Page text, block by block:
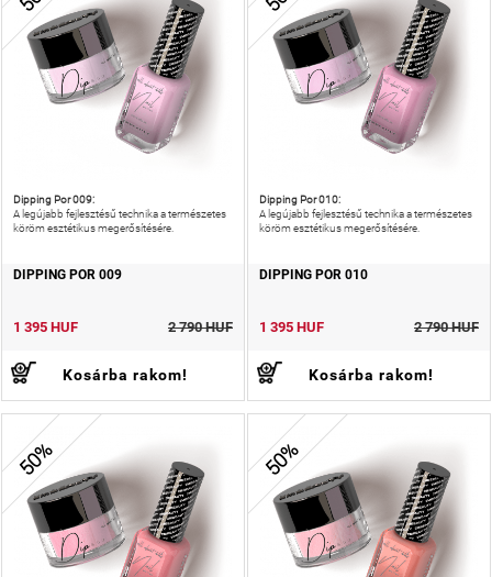
Dipping Por 009:
A legújabb fejlesztésű technika a természetes
köröm esztétikus megerősítésére.
DIPPING POR 009
1 395 HUF 2 790 HUF
Kosárba rakom!
Dipping Por 010:
A legújabb fejlesztésű technika a természetes
köröm esztétikus megerősítésére.
DIPPING POR 010
1 395 HUF 2 790 HUF
Kosárba rakom!
50% 50%